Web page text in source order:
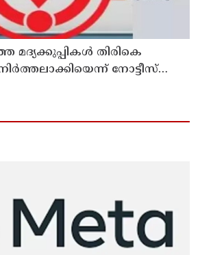
തിരികെ
നിര്‍ത്തലാക്കിയെന്ന് നോട്ടീസ്